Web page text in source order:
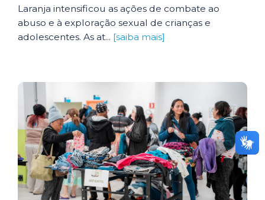
Laranja intensificou as ações de combate ao
abuso e à exploração sexual de crianças e
adolescentes. As at... [saiba mais]